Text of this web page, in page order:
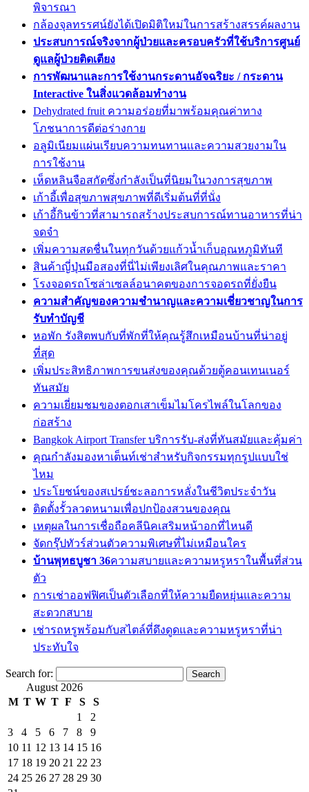
พิจารณา
กล้องจุลทรรศน์ยังได้เปิดมิติใหม่ในการสร้างสรรค์ผลงาน
ประสบการณ์จริงจากผู้ป่วยและครอบครัวที่ใช้บริการศูนย์
ดูแลผู้ป่วยติดเตียง
การพัฒนาและการใช้งานกระดานอัจฉริยะ / กระดาน
Interactive ในสิ่งแวดล้อมทำงาน
Dehydrated fruit ความอร่อยที่มาพร้อมคุณค่าทาง
โภชนาการดีต่อร่างกาย
อลูมิเนียมแผ่นเรียบความทนทานและความสวยงามใน
การใช้งาน
เห็ดหลินจือสกัดซึ่งกำลังเป็นที่นิยมในวงการสุขภาพ
เก้าอี้เพื่อสุขภาพสุขภาพที่ดีเริ่มต้นที่ที่นั่ง
เก้าอี้กินข้าวที่สามารถสร้างประสบการณ์ทานอาหารที่น่า
จดจำ
เพิ่มความสดชื่นในทุกวันด้วยแก้วน้ำเก็บอุณหภูมิทันที
สินค้าญี่ปุ่นมือสองที่นี่ไม่เพียงเลิศในคุณภาพและราคา
โรงจอดรถโซล่าเซลล์อนาคตของการจอดรถที่ยั่งยืน
ความสำคัญของความชำนาญและความเชี่ยวชาญในการ
รับทำบัญชี
หอพัก รังสิตพบกับที่พักที่ให้คุณรู้สึกเหมือนบ้านที่น่าอยู่
ที่สุด
เพิ่มประสิทธิภาพการขนส่งของคุณด้วยตู้คอนเทนเนอร์
ทันสมัย
ความเยี่ยมชมของตอกเสาเข็มไมโครไพล์ในโลกของ
ก่อสร้าง
Bangkok Airport Transfer บริการรับ-ส่งที่ทันสมัยและคุ้มค่า
คุณกำลังมองหาเต็นท์เช่าสำหรับกิจกรรมทุกรูปแบบใช่
ไหม
ประโยชน์ของสเปรย์ชะลอการหลั่งในชีวิตประจำวัน
ติดตั้งรั้วลวดหนามเพื่อปกป้องสวนของคุณ
เหตุผลในการเชื่อถือคลีนิคเสริมหน้าอกที่ไหนดี
จัดกรุ๊ปทัวร์ส่วนตัวความพิเศษที่ไม่เหมือนใคร
บ้านพุทธบูชา 36ความสบายและความหรูหราในพื้นที่ส่วน
ตัว
การเช่าออฟฟิศเป็นตัวเลือกที่ให้ความยืดหยุ่นและความ
สะดวกสบาย
เช่ารถหรูพร้อมกับสไตล์ที่ดึงดูดและความหรูหราที่น่า
ประทับใจ
Search for:
August 2026
M T W T F S
S
1
2
3
4 5 6 7 8
9
10 11 12 13 14 15 16
17 18 19 20 21 22 23
24 25 26 27 28 29 30